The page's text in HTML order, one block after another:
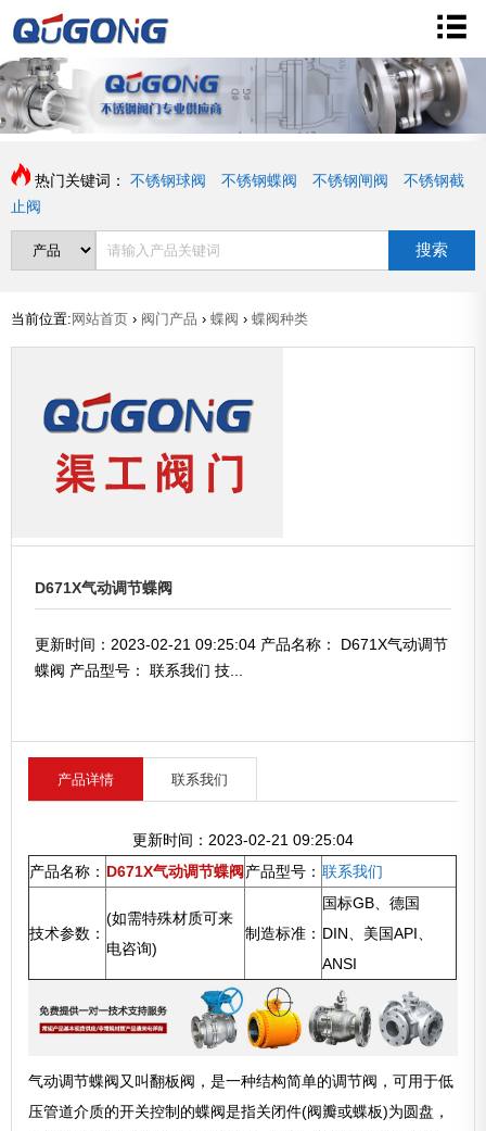
热门关键词： 不锈钢球阀 不锈钢蝶阀 不锈钢闸阀
不锈钢截
止阀
搜索
当前位置: 网站首页 › 阀门产品 › 蝶阀 › 蝶阀种类
D671X气动调节蝶阀
更新时间：2023-02-21 09:25:04 产品名称： D671X气动调节
蝶阀 产品型号： 联系我们 技...
产品详情 联系我们
更新时间：2023-02-21 09:25:04
产品名称： D671X气动调节蝶阀 产品型号： 联系我们
技术参数：
(如需特殊材质可来
电咨询)
制造标准：
国标GB、德国
DIN、美国API、
ANSI
气动调节蝶阀又叫翻板阀，是一种结构简单的调节阀，可用于低
压管道介质的开关控制的蝶阀是指关闭件(阀瓣或蝶板)为圆盘，